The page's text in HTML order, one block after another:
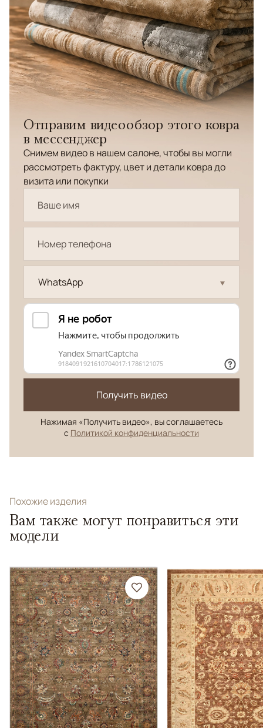
Отправим видеообзор этого ковра
в мессенджер
Снимем видео в нашем салоне, чтобы вы могли
рассмотреть фактуру, цвет и детали ковра до
визита или покупки
WhatsApp
Получить видео
Нажимая «Получить видео», вы соглашаетесь
с Политикой конфиденциальности
Похожие изделия
Вам также могут понравиться эти
модели